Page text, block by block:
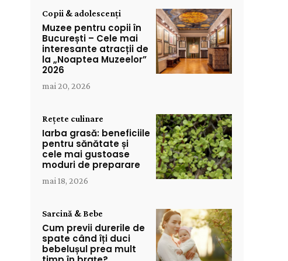
Copii & adolescenți
Muzee pentru copii în
București – Cele mai
interesante atracții de
la „Noaptea Muzeelor”
2026
mai 20, 2026
Rețete culinare
Iarba grasă: beneficiile
pentru sănătate și
cele mai gustoase
moduri de preparare
mai 18, 2026
Sarcină & Bebe
Cum previi durerile de
spate când îți duci
bebelușul prea mult